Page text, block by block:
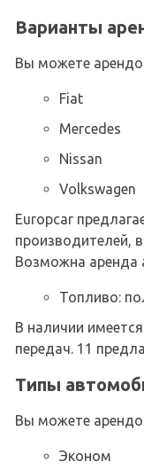
Варианты
Вы можете
Fiat
Mercedes
Nissan
Volkswagen
Europcar
производителей,
Возможна аренда
Топливо:
В наличии
передач. 11
Типы
Вы можете
Эконом